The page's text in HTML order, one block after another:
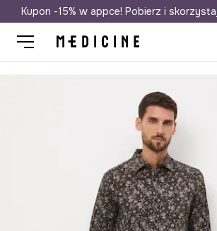
Darmowa dostawa do
Kupon -15% w appce! Pobierz i